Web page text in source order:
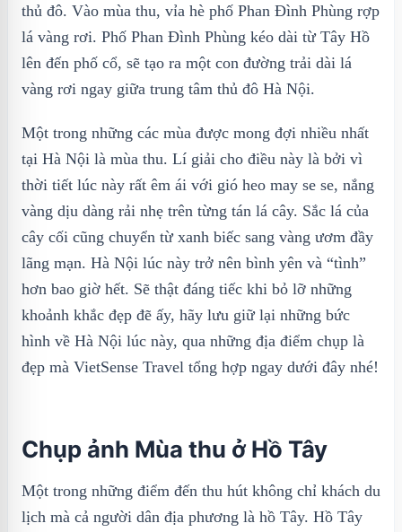
thủ đô. Vào mùa thu, vỉa hè phố Phan Đình Phùng rợp
lá vàng rơi. Phố Phan Đình Phùng kéo dài từ Tây Hồ
lên đến phố cổ, sẽ tạo ra một con đường trải dài lá
vàng rơi ngay giữa trung tâm thủ đô Hà Nội.
Một trong những các mùa được mong đợi nhiều nhất
tại Hà Nội là mùa thu. Lí giải cho điều này là bởi vì
thời tiết lúc này rất êm ái với gió heo may se se, nắng
vàng dịu dàng rải nhẹ trên từng tán lá cây. Sắc lá của
cây cối cũng chuyển từ xanh biếc sang vàng ươm đầy
lãng mạn. Hà Nội lúc này trở nên bình yên và “tình”
hơn bao giờ hết. Sẽ thật đáng tiếc khi bỏ lỡ những
khoảnh khắc đẹp đẽ ấy, hãy lưu giữ lại những bức
hình về Hà Nội lúc này, qua những địa điểm chụp là
đẹp mà VietSense Travel tổng hợp ngay dưới đây nhé!
Chụp ảnh Mùa thu ở Hồ Tây
Một trong những điểm đến thu hút không chỉ khách du
lịch mà cả người dân địa phương là hồ Tây. Hồ Tây